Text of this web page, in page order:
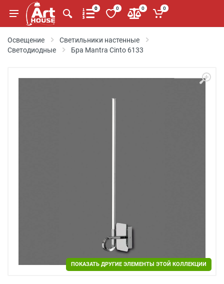
0 0 0 0
Освещение
Светильники настенные
Светодиодные
Бра Mantra Cinto 6133
ПОКАЗАТЬ ДРУГИЕ ЭЛЕМЕНТЫ ЭТОЙ КОЛЛЕКЦИИ